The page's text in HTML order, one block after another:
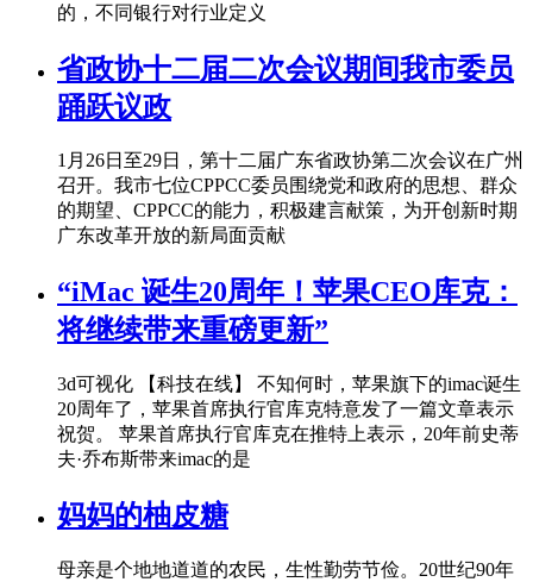
的，不同银行对行业定义
省政协十二届二次会议期间我市委员
踊跃议政
1月26日至29日，第十二届广东省政协第二次会议在广州
召开。我市七位CPPCC委员围绕党和政府的思想、群众
的期望、CPPCC的能力，积极建言献策，为开创新时期
广东改革开放的新局面贡献
“iMac 诞生20周年！苹果CEO库克：
将继续带来重磅更新”
3d可视化 【科技在线】 不知何时，苹果旗下的imac诞生
20周年了，苹果首席执行官库克特意发了一篇文章表示
祝贺。 苹果首席执行官库克在推特上表示，20年前史蒂
夫·乔布斯带来imac的是
妈妈的柚皮糖
母亲是个地地道道的农民，生性勤劳节俭。20世纪90年